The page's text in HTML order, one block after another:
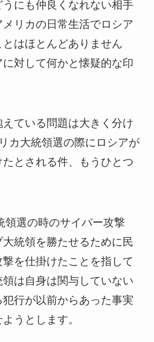
にも仲良くなれない相手
リカの日常生活でロシア
はほとんどありません
対して何かと懐疑的な印
ている問題は大きく分け
カ大統領選の際にロシアが
とされる件、もうひとつ
領選の時のサイバー攻撃
統領を勝たせるために民
を仕掛けたことを指して
は自身は関与していない
行が以前からあった事実
うとします。